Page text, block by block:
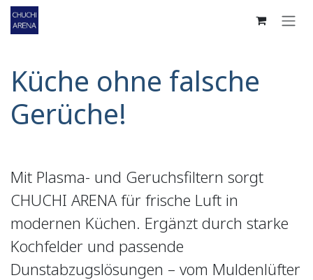
Zum Inhalt springen
Küche ohne falsche
Gerüche!
Mit Plasma- und Geruchsfiltern sorgt
CHUCHI ARENA für frische Luft in
modernen Küchen. Ergänzt durch starke
Kochfelder und passende
Dunstabzugslösungen – vom Muldenlüfter